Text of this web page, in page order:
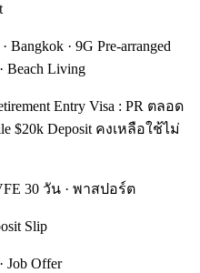
· 9G Pre-arranged
Beach Living
Entry Visa : PR ตลอด
$20k Deposit คงเหลือใช้ไม่
30 วัน · พาสปอร์ต
Slip
Job Offer